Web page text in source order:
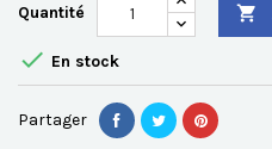
Quantité 
 En stock
Partager